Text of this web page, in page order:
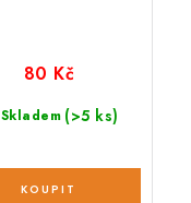
Skladem (>5 ks)
80 Kč